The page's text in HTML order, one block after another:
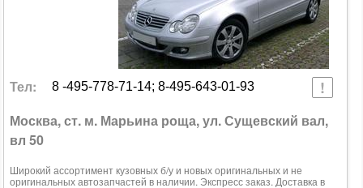
Тел: 8 -495-778-71-14; 8-495-643-01-93
Москва, ст. м. Марьина роща, ул. Сущевский вал,
вл 50
Широкий ассортимент кузовных б/у и новых оригинальных и не
оригинальных автозапчастей в наличии. Экспресс заказ. Доставка в